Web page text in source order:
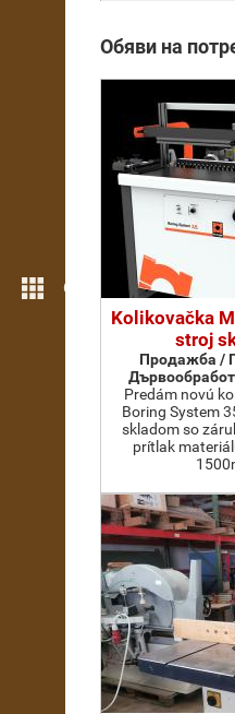
Още функции
Обяви на
Kolikovačka
stroj
Продажба /
Predám novú
Boring System
skladom so
prítlak